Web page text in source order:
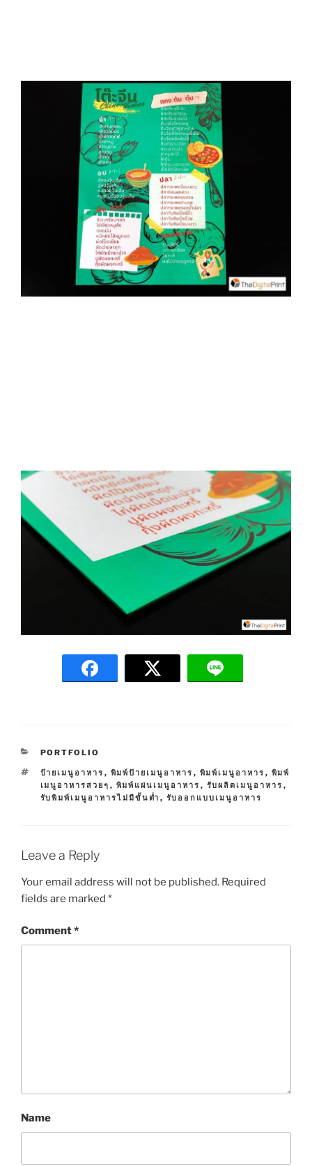
C
T
E
G
E
PORTFOLIO
T
A
G
ป้ายเมนูอาหาร , พิมพ์ป้ายเมนูอาหาร , พิมพ์เมนูอาหาร , พิมพ์
เมนูอาหารสวยๆ , พิมพ์แผ่นเมนูอาหาร , รับผลิตเมนูอาหาร ,
รับพิมพ์เมนูอาหารไม่มีขั้นต่ำ , รับออกแบบเมนูอาหาร
Leave a Reply
Your email address will not be published. Required
fields are marked *
Comment*
Name